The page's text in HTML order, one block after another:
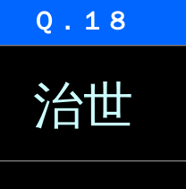
Ｑ．１８
治世